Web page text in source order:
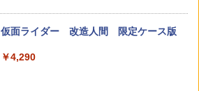
先生のためのGoogle AI完全攻略図鑑
￥-
￥4,046
仮面ライダー 改造人間 限定ケース版
￥4,290